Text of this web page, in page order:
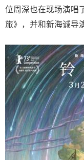
位周深也在现场演唱
旅》，并和新海诚导